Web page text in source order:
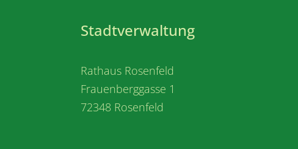
Stadtverwaltung
Rathaus Rosenfeld
Frauenberggasse 1
72348 Rosenfeld